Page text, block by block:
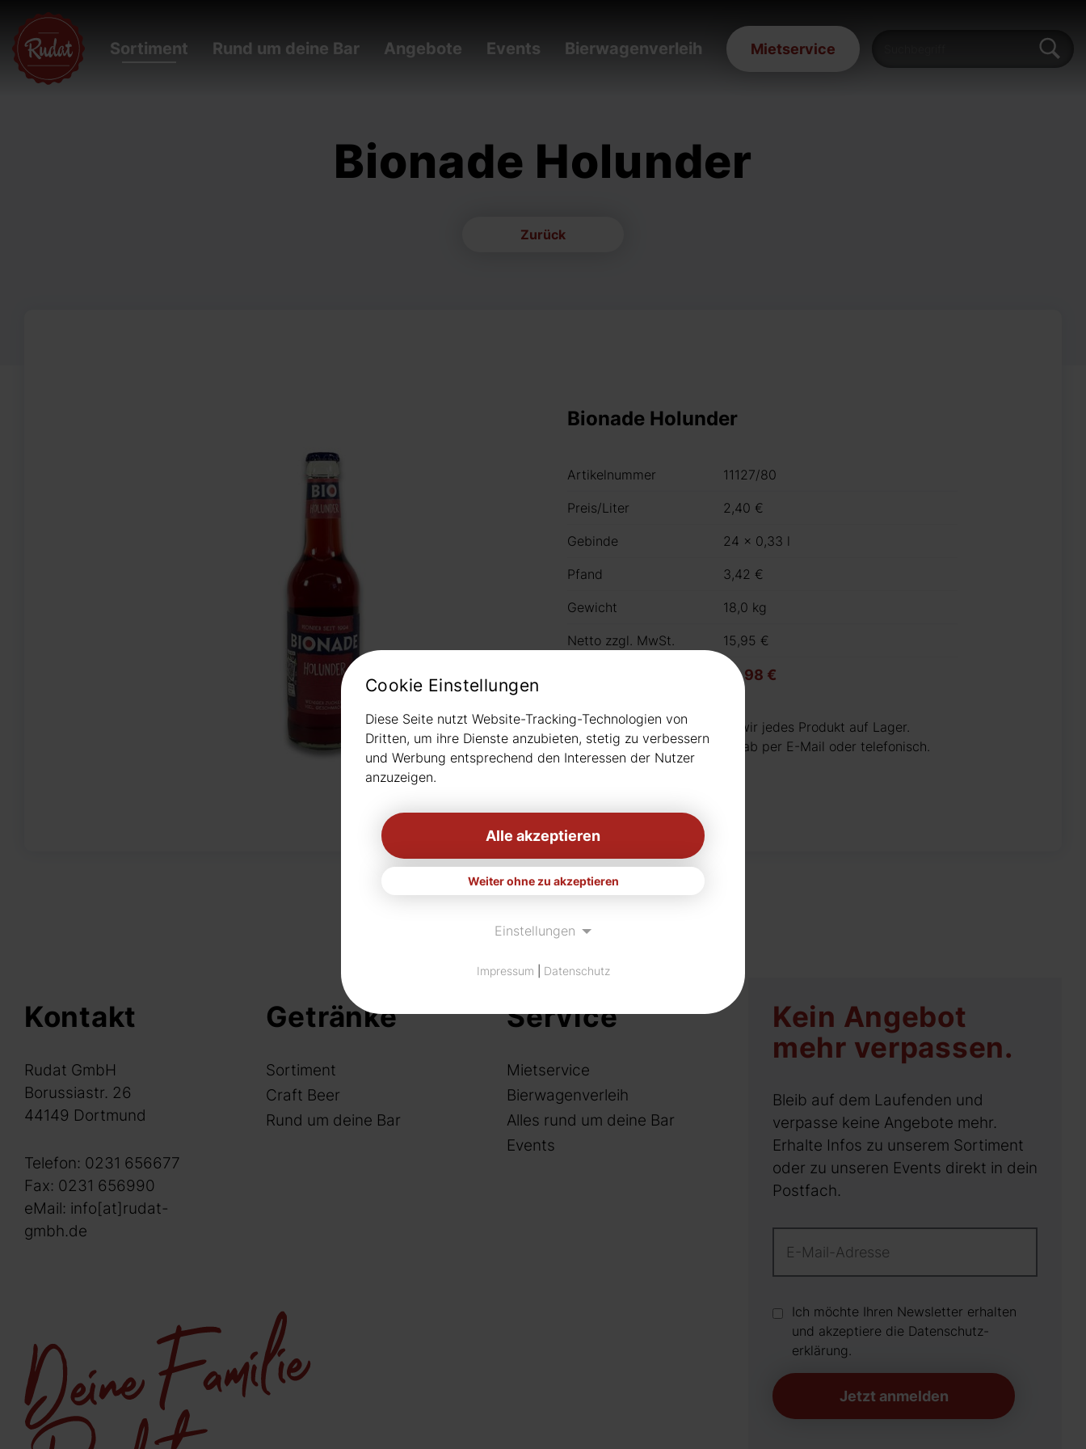
Sortiment Rund um deine Bar Angebote Events Bierwagenverleih Mietservice
Bionade Holunder
Zurück
Bionade Holunder
Artikelnummer 11127/80
Preis/Liter 2,40 €
Gebinde 24 x 0,33 l
Pfand 3,42 €
Gewicht 18,0 kg
Netto zzgl. MwSt. 15,95 €
18,98 €
Hinweis: nicht immer haben wir jedes Produkt auf Lager.
Bitte informieren Sie sich vorab per E-Mail oder telefonisch.
Kontakt
Rudat GmbH
Borussiastr. 26
44149 Dortmund
Telefon: 0231 656677
Fax: 0231 656990
eMail: info[at]rudat-
gmbh.de
Getränke
Sortiment
Craft Beer
Rund um deine Bar
Service
Mietservice
Bierwagenverleih
Alles rund um deine Bar
Events
Kein Angebot
mehr verpassen.
Bleib auf dem Laufenden und
verpasse keine Angebote mehr.
Erhalte Infos zu unserem Sortiment
oder zu unseren Events direkt in dein
Postfach.
Ich möchte Ihren Newsletter erhalten
und akzeptiere die Datenschutz­
erklärung.
Jetzt anmelden
Cookie Einstellungen
Diese Seite nutzt Website-Tracking-Technologien von
Dritten, um ihre Dienste anzubieten, stetig zu verbessern
und Werbung entsprechend den Interessen der Nutzer
anzuzeigen.
Alle akzeptieren
Weiter ohne zu akzeptieren
Einstellungen
Impressum Datenschutz